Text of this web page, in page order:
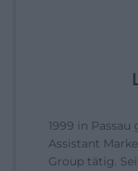
1999 in Passau
Assistant
Group tätig.